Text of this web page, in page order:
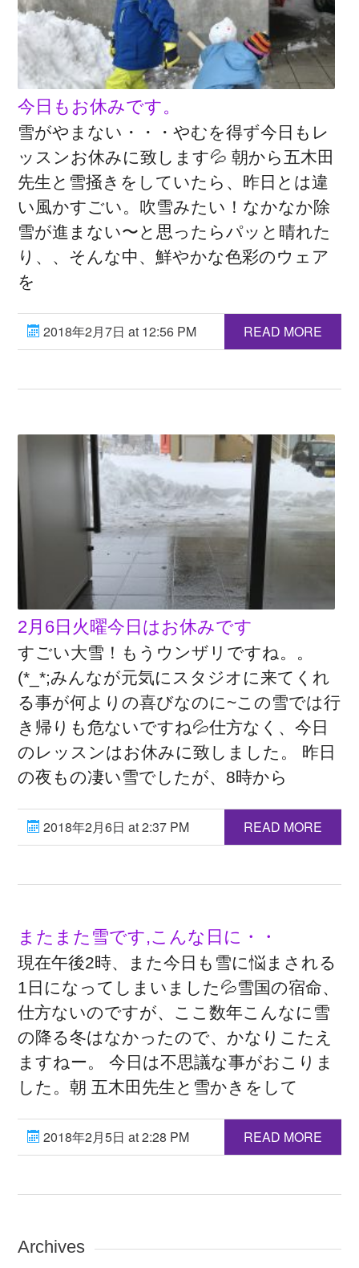
今日もお休みです。
雪がやまない・・・やむを得ず今日もレ
ッスンお休みに致します💦 朝から五木田
先生と雪掻きをしていたら、昨日とは違
い風かすごい。吹雪みたい！なかなか除
雪が進まない〜と思ったらパッと晴れた
り、、そんな中、鮮やかな色彩のウェア
を
2018年2月7日 at 12:56 PM READ MORE
2月6日火曜今日はお休みです
すごい大雪！もうウンザリですね。。
(*_*;みんなが元気にスタジオに来てくれ
る事が何よりの喜びなのに~この雪では行
き帰りも危ないですね💦仕方なく、今日
のレッスンはお休みに致しました。 昨日
の夜もの凄い雪でしたが、8時から
2018年2月6日 at 2:37 PM READ MORE
またまた雪です,こんな日に・・
現在午後2時、また今日も雪に悩まされる
1日になってしまいました💦雪国の宿命、
仕方ないのですが、ここ数年こんなに雪
の降る冬はなかったので、かなりこたえ
ますねー。 今日は不思議な事がおこりま
した。朝 五木田先生と雪かきをして
2018年2月5日 at 2:28 PM READ MORE
Archives